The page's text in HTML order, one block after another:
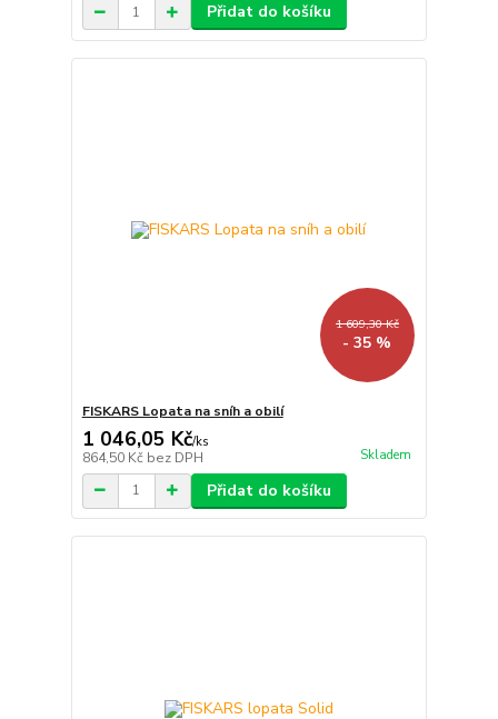
Přidat do košíku
1 609,30 Kč
- 35 %
FISKARS Lopata na sníh a obilí
1 046,05 Kč/ks
864,50 Kč bez DPH Skladem
Přidat do košíku